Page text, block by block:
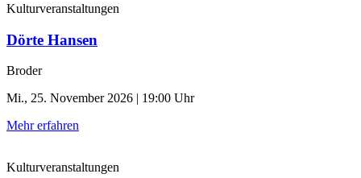
Kulturveranstaltungen
Dörte Hansen
Broder
Mi., 25. November 2026 | 19:00 Uhr
Mehr erfahren
Kulturveranstaltungen